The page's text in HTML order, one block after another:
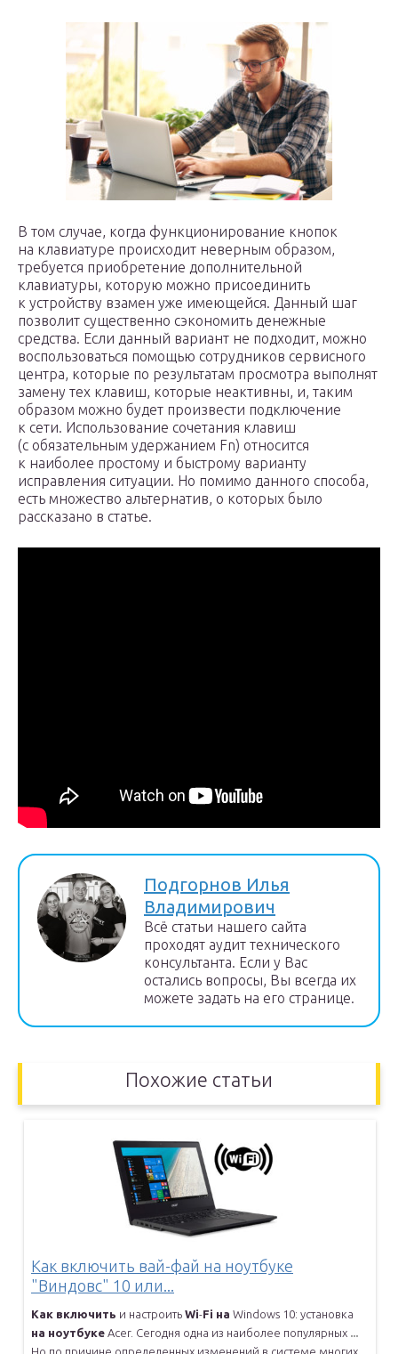
В том случае, когда функционирование кнопок
на клавиатуре происходит неверным образом,
требуется приобретение дополнительной
клавиатуры, которую можно присоединить
к устройству взамен уже имеющейся. Данный шаг
позволит существенно сэкономить денежные
средства. Если данный вариант не подходит, можно
воспользоваться помощью сотрудников сервисного
центра, которые по результатам просмотра выполнят
замену тех клавиш, которые неактивны, и, таким
образом можно будет произвести подключение
к сети. Использование сочетания клавиш
(с обязательным удержанием Fn) относится
к наиболее простому и быстрому варианту
исправления ситуации. Но помимо данного способа,
есть множество альтернатив, о которых было
рассказано в статье.
Подгорнов Илья
Владимирович
Всё статьи нашего сайта
проходят аудит технического
консультанта. Если у Вас
остались вопросы, Вы всегда их
можете задать на его странице.
Похожие статьи
Как включить вай-фай на ноутбуке
"Виндовс" 10 или...
Как включить и настроить Wi-Fi на Windows 10: установка
на ноутбуке Acer. Сегодня одна из наиболее популярных ...